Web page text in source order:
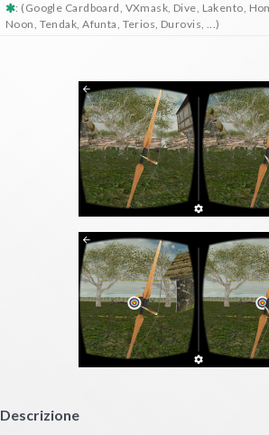
: (Google Cardboard, VXmask, Dive, Lakento,
Noon, Tendak, Afunta, Terios, Durovis, ...)
Descrizione